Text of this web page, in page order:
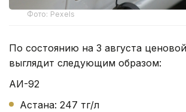
Фото: Pexels
По состоянию на 3 августа
выглядит следующим образом:
АИ-92
Астана: 247 тг/л